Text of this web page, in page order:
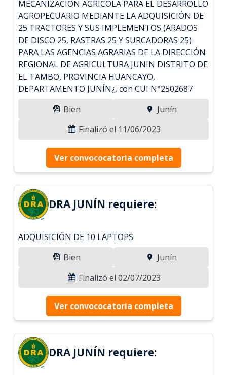
MECANIZACIÓN AGRÍCOLA PARA EL DESARROLLO
AGROPECUARIO MEDIANTE LA ADQUISICIÓN DE
25 TRACTORES Y SUS IMPLEMENTOS (ARADOS
DE DISCO 25, RASTRAS 25 Y SURCADORAS 25)
PARA LAS AGENCIAS AGRARIAS DE LA DIRECCIÓN
REGIONAL DE AGRICULTURA JUNIN DISTRITO DE
EL TAMBO, PROVINCIA HUANCAYO,
DEPARTAMENTO JUNÍN¿, con CUI N°2502687
Bien
Junín
Finalizó el 11/06/2023
Ver convococatoria completa
DRA JUNÍN requiere:
ADQUISICIÓN DE 10 LAPTOPS
Bien
Junín
Finalizó el 02/07/2023
Ver convococatoria completa
DRA JUNÍN requiere: